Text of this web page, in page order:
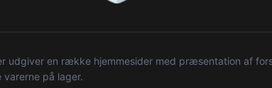
udgiver en række hjemmesider med præsentation af
på lager.